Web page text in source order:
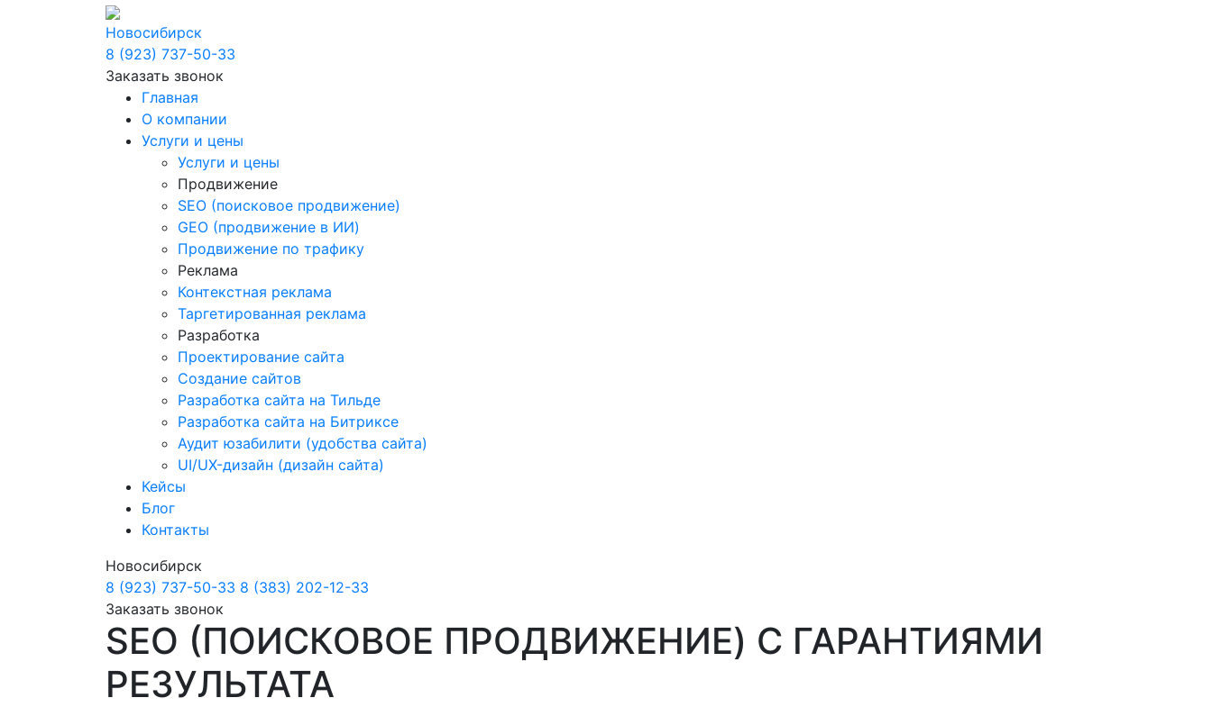
Новосибирск
8 (923) 737-50-33
Заказать звонок
Главная
О компании
Услуги и цены
Услуги и цены
Продвижение
SEO (поисковое продвижение)
GEO (продвижение в ИИ)
Продвижение по трафику
Реклама
Контекстная реклама
Таргетированная реклама
Разработка
Проектирование сайта
Создание сайтов
Разработка сайта на Тильде
Разработка сайта на Битриксе
Аудит юзабилити (удобства сайта)
UI/UX-дизайн (дизайн сайта)
Кейсы
Блог
Контакты
Новосибирск
8 (923) 737-50-33 8 (383) 202-12-33
Заказать звонок
SEO (ПОИСКОВОЕ ПРОДВИЖЕНИЕ) С ГАРАНТИЯМИ
РЕЗУЛЬТАТА